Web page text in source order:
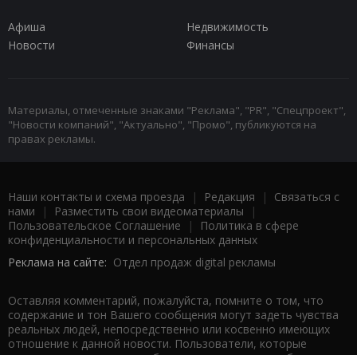
Афиша
Недвижимость
Новости
Финансы
Материалы, отмеченные знаками "Реклама", "PR", "Спецпроект",
"Новости компаний", "Актуально", "Промо", публикуются на
правах рекламы.
Наши контакты и схема проезда | Редакция | Связаться с
нами | Разместить свои видеоматериалы |
Пользовательское Соглашение |
Политика в сфере
конфиденциальности и персональных данных
Реклама на сайте: Отдел продаж digital рекламы
Оставляя комментарий, пожалуйста, помните о том, что
содержание и тон Вашего сообщения могут задеть чувства
реальных людей, непосредственно или косвенно имеющих
отношение к данной новости. Пользователи, которые